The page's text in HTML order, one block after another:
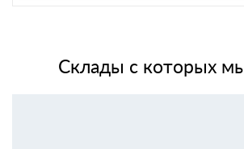
Склады с которых